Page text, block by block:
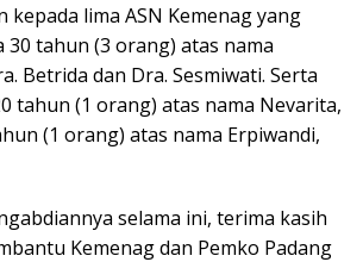
kepada lima ASN Kemenag yang
30 tahun (3 orang) atas nama
Betrida dan Dra. Sesmiwati. Serta
tahun (1 orang) atas nama Nevarita,
(1 orang) atas nama Erpiwandi,
selama ini, terima kasih
Kemenag dan Pemko Padang